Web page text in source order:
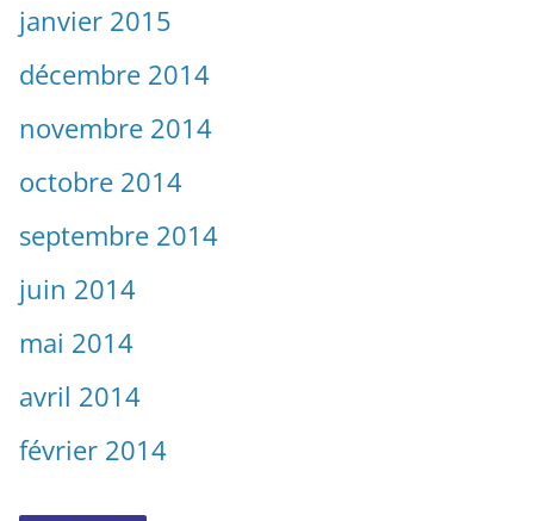
janvier 2015
décembre 2014
novembre 2014
octobre 2014
septembre 2014
juin 2014
mai 2014
avril 2014
février 2014